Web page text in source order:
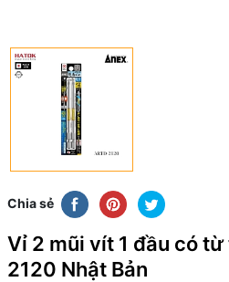
Chia sẻ
Vỉ 2 mũi vít 1 đầu có
2120 Nhật Bản